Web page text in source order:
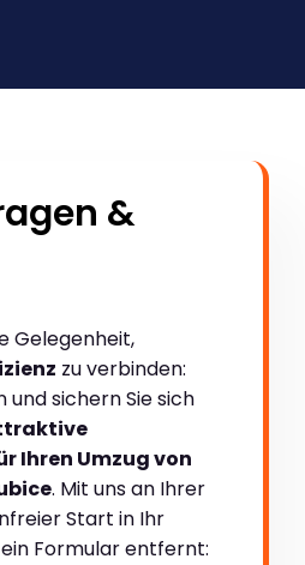
&
Gelegenheit,
zu verbinden:
und sichern Sie sich
Ihren Umzug von
. Mit uns an Ihrer
Start in Ihr
Formular entfernt: